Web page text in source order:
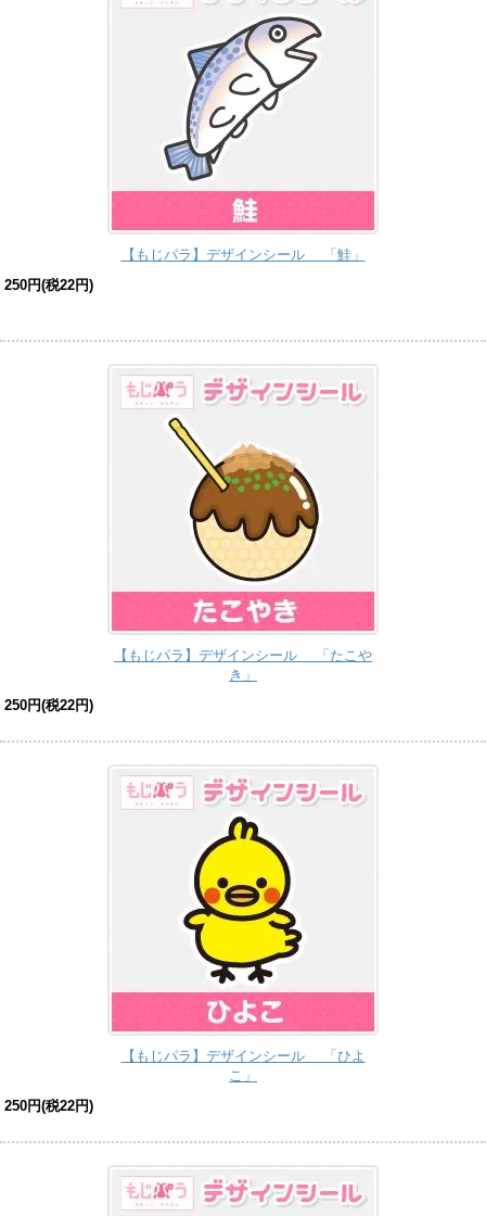
【もじパラ】デザインシール 「鮭」
250円(税22円)
【もじパラ】デザインシール 「たこや
き」
250円(税22円)
【もじパラ】デザインシール 「ひよ
こ」
250円(税22円)